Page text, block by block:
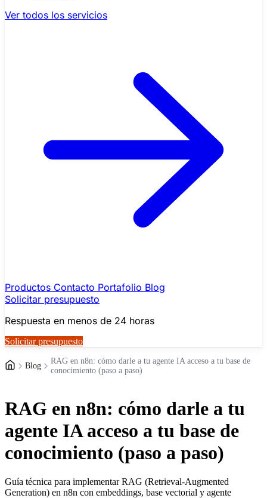
Ver todos los servicios
Productos Contacto Portafolio Blog
Solicitar presupuesto
Respuesta en menos de 24 horas
Solicitar presupuesto
Blog
RAG en n8n: cómo darle a tu agente IA acceso a tu base de
conocimiento (paso a paso)
RAG en n8n: cómo darle a tu
agente IA acceso a tu base de
conocimiento (paso a paso)
Guía técnica para implementar RAG (Retrieval-Augmented
Generation) en n8n con embeddings, base vectorial y agente